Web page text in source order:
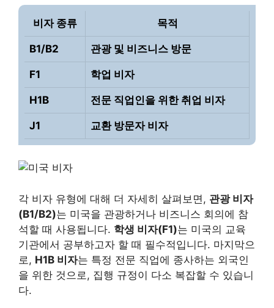
비자 종류 목적
B1/B2 관광 및 비즈니스 방문
F1 학업 비자
H1B 전문 직업인을 위한 취업 비자
J1 교환 방문자 비자
각 비자 유형에 대해 더 자세히 살펴보면, 관광 비자
(B1/B2)는 미국을 관광하거나 비즈니스 회의에 참
석할 때 사용됩니다. 학생 비자(F1)는 미국의 교육
기관에서 공부하고자 할 때 필수적입니다. 마지막으
로, H1B 비자는 특정 전문 직업에 종사하는 외국인
을 위한 것으로, 집행 규정이 다소 복잡할 수 있습니
다.